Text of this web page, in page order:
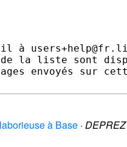
à
de la liste sont
envoyés sur
à Base ·